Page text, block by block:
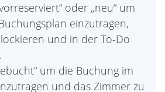
oder „neu“ um
einzutragen,
und in der To-Do
um die Buchung im
und das Zimmer zu